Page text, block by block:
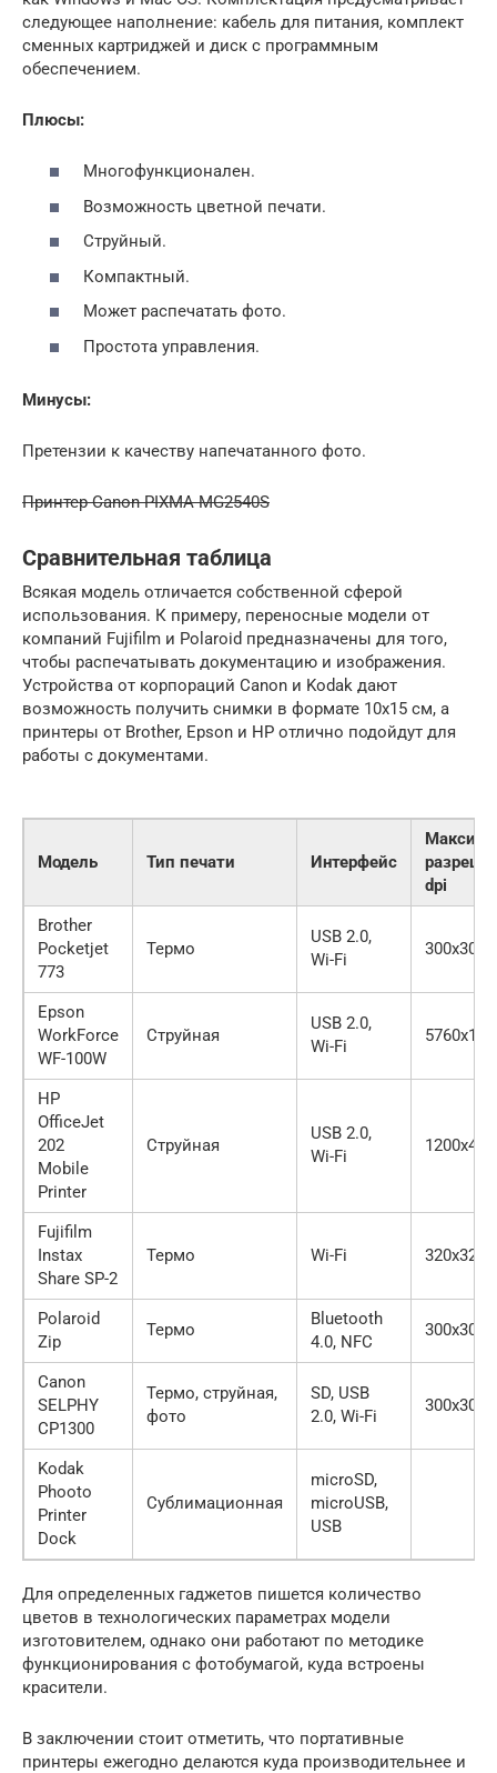
следующее наполнение: кабель для питания, комплект
сменных картриджей и диск с программным
обеспечением.
Плюсы:
Многофункционален.
Возможность цветной печати.
Струйный.
Компактный.
Может распечатать фото.
Простота управления.
Минусы:
Претензии к качеству напечатанного фото.
Принтер Canon PIXMA MG2540S
Сравнительная таблица
Всякая модель отличается собственной сферой
использования. К примеру, переносные модели от
компаний Fujifilm и Polaroid предназначены для того,
чтобы распечатывать документацию и изображения.
Устройства от корпораций Canon и Kodak дают
возможность получить снимки в формате 10х15 см, а
принтеры от Brother, Epson и HP отлично подойдут для
работы с документами.
Модель Тип печати Интерфейс
dpi
Brother
Pocketjet
773
Термо
USB 2.0,
Wi-Fi
300х300
Epson
WorkForce
WF-100W
Струйная
USB 2.0,
Wi-Fi
HP
OfficeJet
202
Mobile
Printer
Струйная
USB 2.0,
Wi-Fi
Fujifilm
Instax
Share SP-2
Термо Wi-Fi 320х320
Polaroid
Zip
Термо
Bluetooth
4.0, NFC
300х300
Canon
SELPHY
CP1300
Термо, струйная,
фото
SD, USB
2.0, Wi-Fi
300х300
Kodak
Phooto
Printer
Dock
Сублимационная
microSD,
microUSB,
USB
Для определенных гаджетов пишется количество
цветов в технологических параметрах модели
изготовителем, однако они работают по методике
функционирования с фотобумагой, куда встроены
красители.
В заключении стоит отметить, что портативные
принтеры ежегодно делаются куда производительнее и